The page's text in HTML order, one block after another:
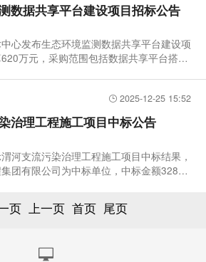
数据共享平台建设项目招标公告
心发布生态环境监测数据共享平台建设项
万元，采购范围包括数据共享平台搭
2025-12-25 15:52
治理工程施工项目中标公告
河支流污染治理工程施工项目中标结果，
团有限公司为中标单位，中标金额3286.
页 上一页 首页 尾页